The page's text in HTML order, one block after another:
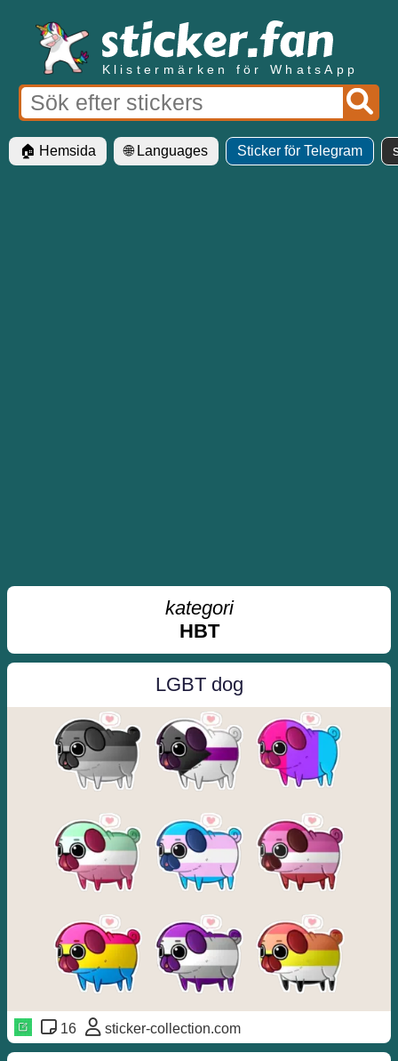
Klistermärken för WhatsApp
🏠 Hemsida 🌐 Languages Sticker för Telegram
kategori
HBT
LGBT dog
16 sticker-collection.com